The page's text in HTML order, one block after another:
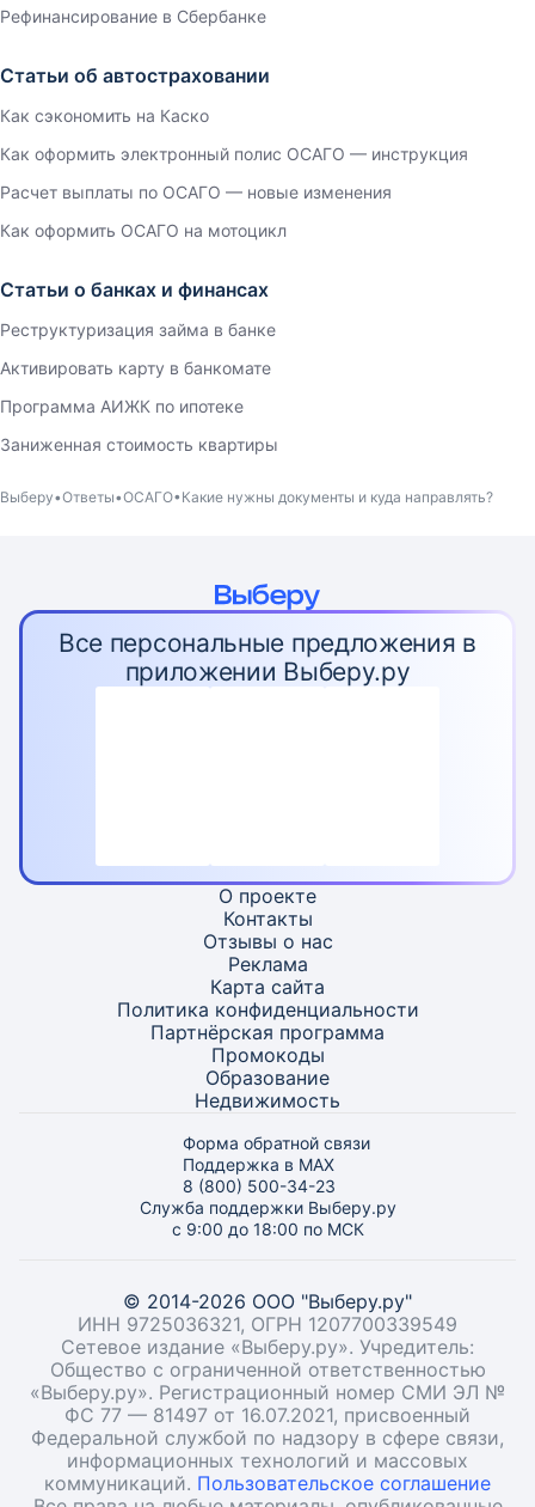
Рефинансирование в Сбербанке
Статьи об автостраховании
Как сэкономить на Каско
Как оформить электронный полис ОСАГО — инструкция
Расчет выплаты по ОСАГО — новые изменения
Как оформить ОСАГО на мотоцикл
Статьи о банках и финансах
Реструктуризация займа в банке
Активировать карту в банкомате
Программа АИЖК по ипотеке
Заниженная стоимость квартиры
Выберу Ответы ОСАГО Какие нужны документы и куда направлять?
Все персональные предложения в
приложении Выберу.ру
О проекте
Контакты
Отзывы о нас
Реклама
Карта сайта
Политика конфиденциальности
Партнёрская программа
Промокоды
Образование
Недвижимость
Форма обратной связи
Поддержка в MAX
8 (800) 500-34-23
Служба поддержки Выберу.ру
с 9:00 до 18:00 по МСК
© 2014-2026 ООО "Выберу.ру"
ИНН 9725036321, ОГРН 1207700339549
Сетевое издание «Выберу.ру». Учредитель:
Общество с ограниченной ответственностью
«Выберу.ру». Регистрационный номер СМИ ЭЛ №
ФС 77 — 81497 от 16.07.2021, присвоенный
Федеральной службой по надзору в сфере связи,
информационных технологий и массовых
коммуникаций. Пользовательское соглашение